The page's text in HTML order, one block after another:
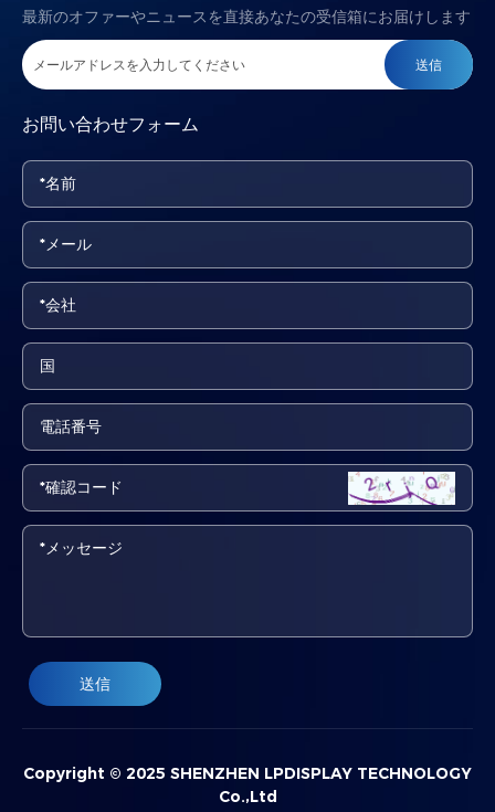
お問い合わせフォーム
送信
最新のオファーやニュースを直接あなたの受信箱にお届けします
送信
Copyright © 2025 SHENZHEN LPDISPLAY TECHNOLOGY
Co.,Ltd